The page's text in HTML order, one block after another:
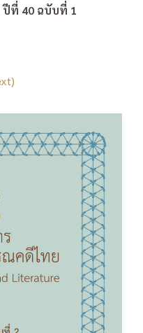
ปีที่ 40 ฉบับที่ 1